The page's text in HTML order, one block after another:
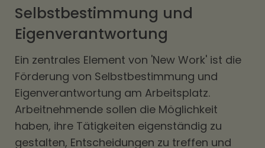
Selbstbestimmung und
Eigenverantwortung
Ein zentrales Element von 'New Work' ist die
Förderung von Selbstbestimmung und
Eigenverantwortung am Arbeitsplatz.
Arbeitnehmende sollen die Möglichkeit
haben, ihre Tätigkeiten eigenständig zu
gestalten, Entscheidungen zu treffen und